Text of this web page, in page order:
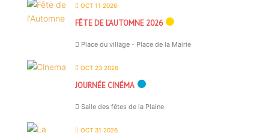
OCT 11 2026
FÊTE DE L’AUTOMNE 2026
Place du village - Place de la Mairie
OCT 23 2026
JOURNÉE CINÉMA
Salle des fêtes de la Plaine
OCT 31 2026